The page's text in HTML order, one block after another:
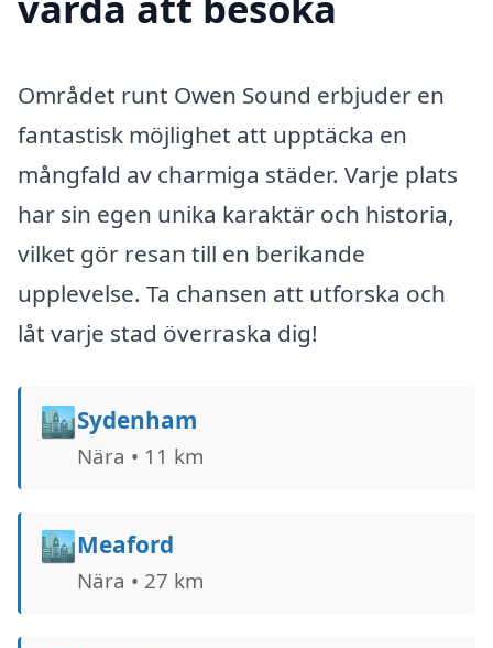
Området runt Owen Sound erbjuder en
fantastisk möjlighet att upptäcka en
mångfald av charmiga städer. Varje plats
har sin egen unika karaktär och historia,
vilket gör resan till en berikande
upplevelse. Ta chansen att utforska och
låt varje stad överraska dig!
🏙️Sydenham
Nära • 11 km
🏙️Meaford
Nära • 27 km